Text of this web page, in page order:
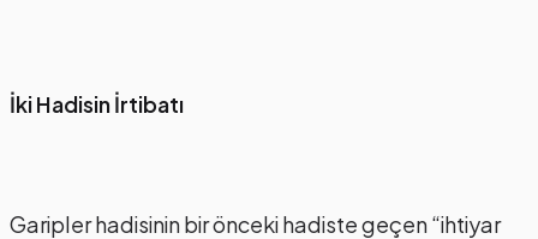
İki Hadisin İrtibatı
Garipler hadisinin bir önceki hadiste geçen “ihtiyar